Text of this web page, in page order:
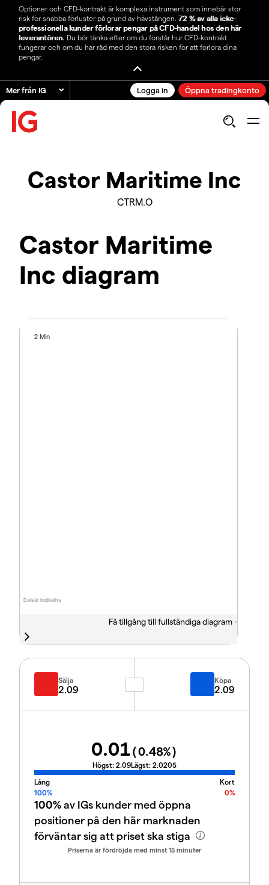
Optioner och CFD-kontrakt är komplexa instrument som innebär stor
risk för snabba förluster på grund av hävstången. 72 % av alla icke-
professionella kunder förlorar pengar på CFD-handel hos den här
leverantören. Du bör tänka efter om du förstår hur CFD-kontrakt
fungerar och om du har råd med den stora risken för att förlora dina
pengar.
Mer från IG Logga in Öppna tradingkonto
Castor Maritime Inc
CTRM.O
Castor Maritime
Inc diagram
Data är indikativa
2 Min
Få tillgång till fullständiga diagram -
Sälja
2.09
Köpa
2.09
0.01(0.48%)
Högst: 2.09Lägst: 2.0205
Lång
Kort
100%
0%
100%av IGs kunder med öppna
positioner på den här marknaden
förväntar sig att priset ska stiga
Priserna är fördröjda med minst 15 minuter